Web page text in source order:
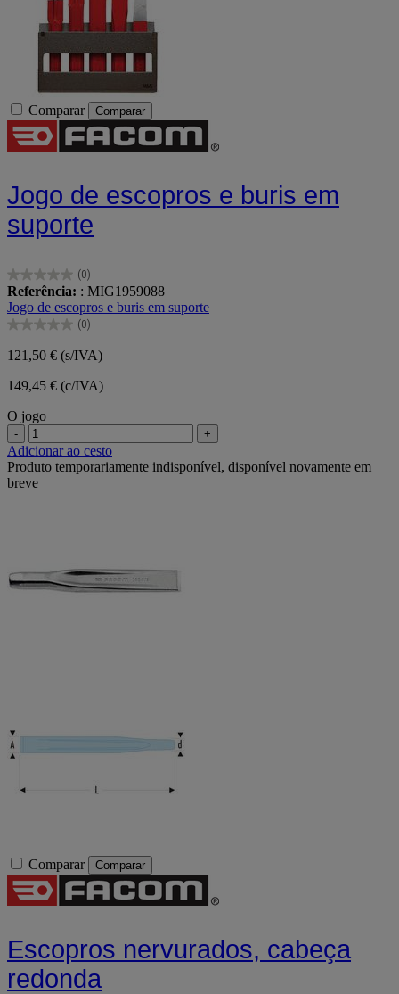
Comparar Comparar
Jogo de escopros e buris em
suporte
(0)
0.0
em
5
estrelas.
Referência: : MIG1959088
Jogo de escopros e buris em suporte
(0)
0.0
em
5
estrelas.
121,50 € (s/IVA)
149,45 € (c/IVA)
O jogo
- +
Adicionar ao cesto
Produto temporariamente indisponível, disponível novamente em
breve
Comparar Comparar
Escopros nervurados, cabeça
redonda